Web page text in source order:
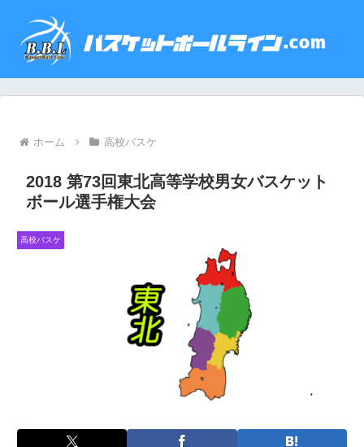
ホーム 高校バスケ
2018 第73回東北高等学校男女バスケット
ボール選手権大会
高校バスケ